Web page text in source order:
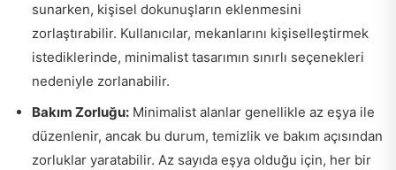
sunarken, kişisel dokunuşların eklenmesini
zorlaştırabilir. Kullanıcılar, mekanlarını kişiselleştirmek
istediklerinde, minimalist tasarımın sınırlı seçenekleri
nedeniyle zorlanabilir.
Bakım Zorluğu: Minimalist alanlar genellikle az eşya ile
düzenlenir, ancak bu durum, temizlik ve bakım açısından
zorluklar yaratabilir. Az sayıda eşya olduğu için, her bir